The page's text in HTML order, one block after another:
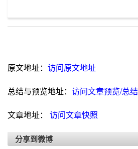
原文地址： 访问原文地址
总结与预览地址： 访问文章预览/总结
文章地址： 访问文章快照
分享到微博